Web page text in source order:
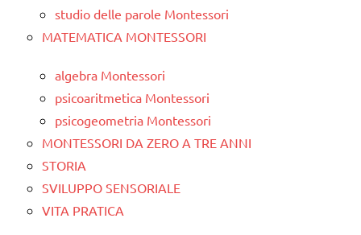
studio delle parole Montessori
MATEMATICA MONTESSORI
algebra Montessori
psicoaritmetica Montessori
psicogeometria Montessori
MONTESSORI DA ZERO A TRE ANNI
STORIA
SVILUPPO SENSORIALE
VITA PRATICA